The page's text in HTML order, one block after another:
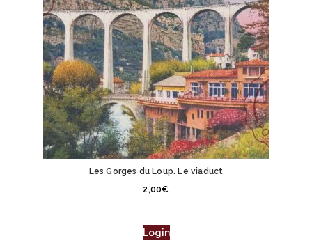
Les Gorges du Loup. Le viaduct
2,00€
Login